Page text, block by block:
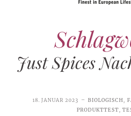
Just Spices
18. JANUAR 2023 BIOLOGISCH,
PRODUKTTEST,